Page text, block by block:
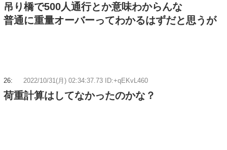
吊り橋で500人通行とか意味わからんな
普通に重量オーバーってわかるはずだと思うが
26: 2022/10/31(月) 02:34:37.73 ID:+qEKvL460
荷重計算はしてなかったのかな？